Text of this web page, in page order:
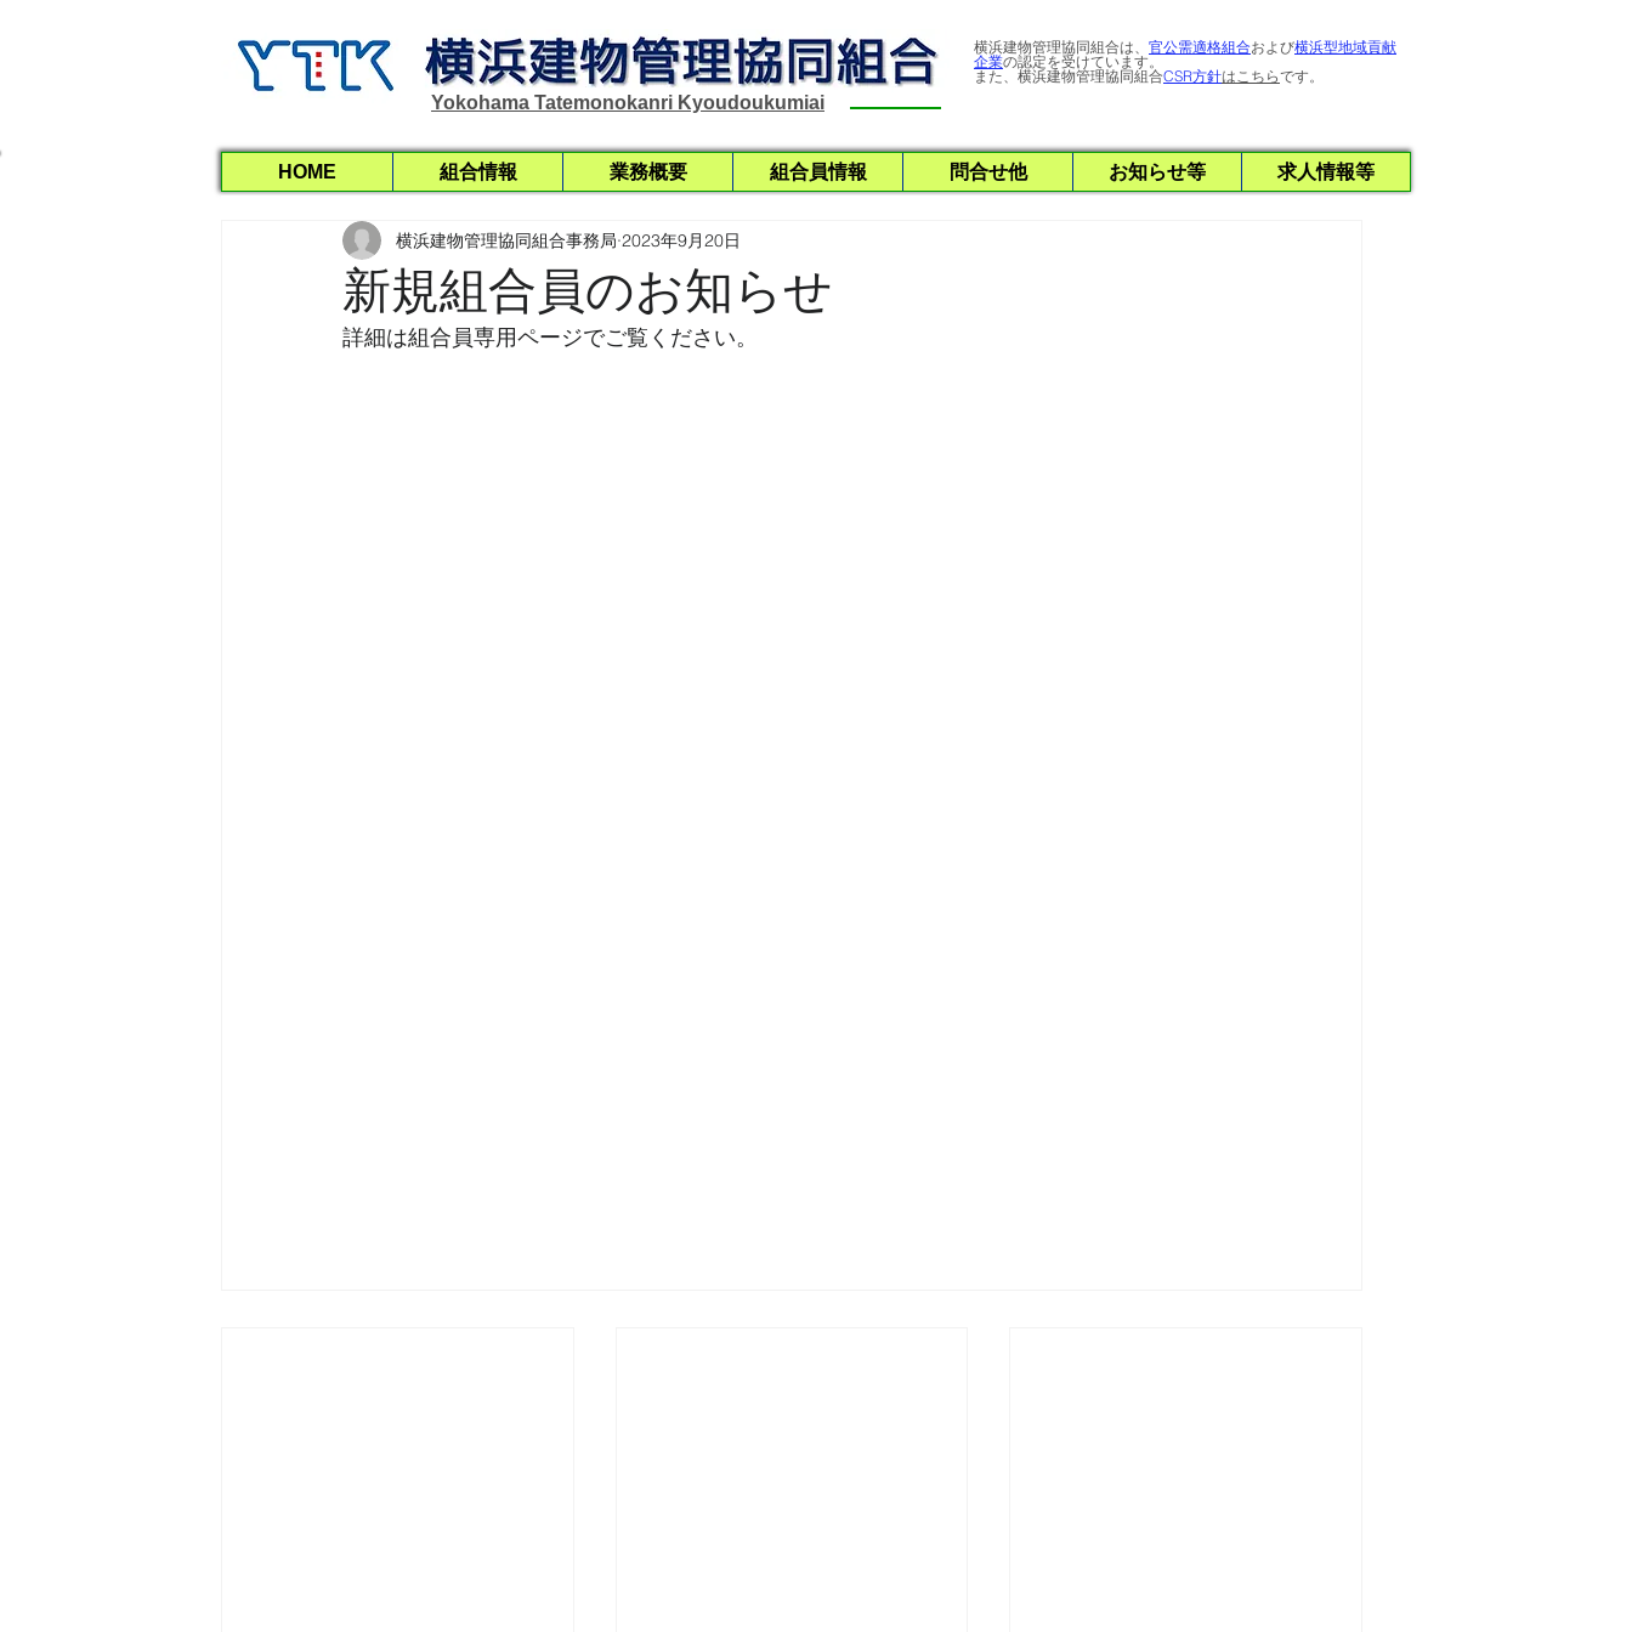
Yokohama Tatemonokanri Kyoudoukumiai
​​横浜建物管理協同組合は、 官公需適格組合および横浜型地域貢献
企業の認定を受けています。
また、横浜建物管理協同組合CSR方針はこちらです。
HOME 組合情報 業務概要 組合員情報 問合せ他 お知らせ等 求人情報等
新規組合員のお知らせ
横浜建物管理協同組合事務局 2023年9月20日
詳細は組合員専用ページでご覧ください。